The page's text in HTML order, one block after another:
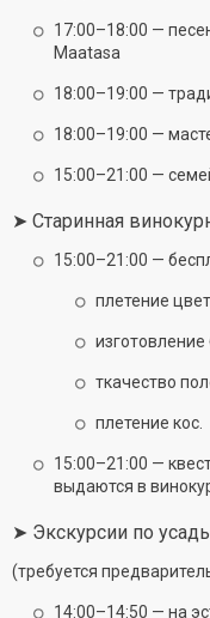
17:00–18:00 —
Maatasa
18:00–19:00 —
18:00–19:00 —
15:00–21:00 —
➤ Старинная
15:00–21:00 —
плетение
ткачество
плетение кос.
15:00–21:00 —
выдаются в
➤ Экскурсии по
(требуется
14:00–14:50 — на